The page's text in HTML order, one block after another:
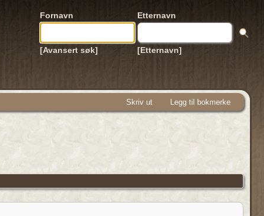
Fornavn Etternavn
[Avansert søk] [Etternavn]
Skriv ut Legg til bokmerke